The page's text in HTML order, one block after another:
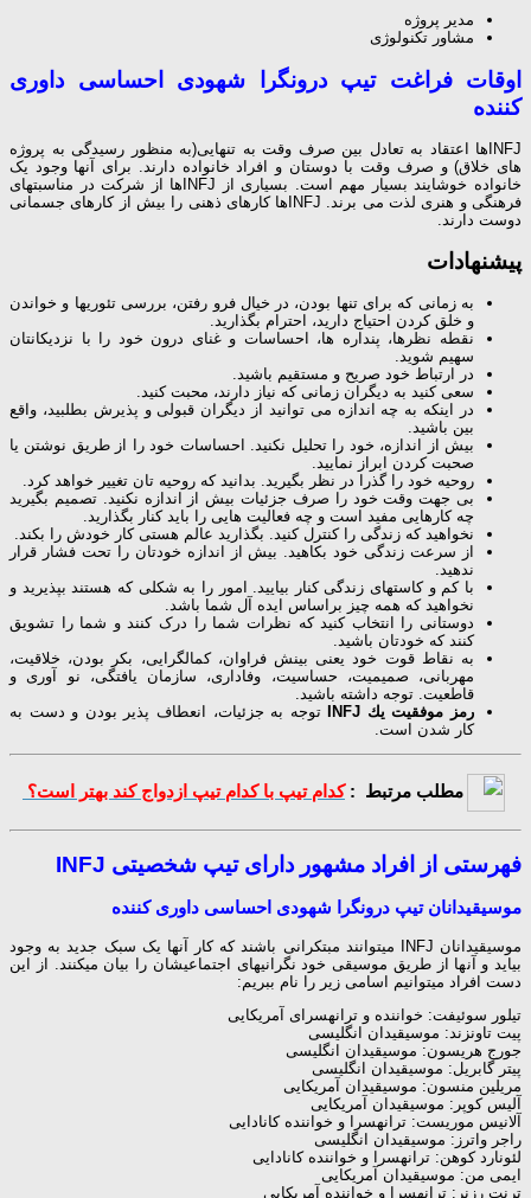
مدیر پروژه
مشاور تکنولوژی
اوقات فراغتتیپ درونگرا شهودی احساسی داوری
کننده
INFJها اعتقاد به تعادل بین صرف وقت به تنهایی(به منظور رسیدگی به پروژه
های خلاق) و صرف وقت با دوستان و افراد خانواده دارند. برای آنها وجود یک
خانواده خوشایند بسیار مهم است. بسیاری از INFJها از شرکت در مناسبتهای
فرهنگی و هنری لذت می برند. INFJها کارهای ذهنی را بیش از کارهای جسمانی
دوست دارند.
پیشنهادات
به زمانی که برای تنها بودن، در خیال فرو رفتن، بررسی تئوریها و خواندن
و خلق کردن احتیاج دارید، احترام بگذارید.
نقطه نظرها، پنداره ها، احساسات و غنای درون خود را با نزدیکانتان
سهیم شوید.
در ارتباط خود صریح و مستقیم باشید.
سعی کنید به دیگران زمانی که نیاز دارند، محبت کنید.
در اینکه به چه اندازه می توانید از دیگران قبولی و پذیرش بطلبید، واقع
بین باشید.
بیش از اندازه، خود را تحلیل نکنید. احساسات خود را از طریق نوشتن یا
صحبت کردن ابراز نمایید.
روحیه خود را گذرا در نظر بگیرید. بدانید که روحیه تان تغییر خواهد کرد.
بی جهت وقت خود را صرف جزئیات بیش از اندازه نکنید. تصمیم بگیرید
چه کارهایی مفید است و چه فعالیت هایی را باید کنار بگذارید.
نخواهید که زندگی را کنترل کنید. بگذارید عالم هستی کار خودش را بکند.
از سرعت زندگی خود بکاهید. بیش از اندازه خودتان را تحت فشار قرار
ندهید.
با کم و کاستهای زندگی کنار بیایید. امور را به شکلی که هستند بپذیرید و
نخواهید که همه چیز براساس ایده آل شما باشد.
دوستانی را انتخاب کنید که نظرات شما را درک کنند و شما را تشویق
کنند که خودتان باشید.
به نقاط قوت خود یعنی بینش فراوان، کمالگرایی، بکر بودن، خلاقیت،
مهربانی، صمیمیت، حساسیت، وفاداری، سازمان یافتگی، نو آوری و
قاطعیت. توجه داشته باشید.
رمز موفقیت یك INFJ
توجه به جزئیات، انعطاف پذیر بودن و دست به
کار شدن است.
مطلب مرتبط :کدام تیپ با کدام تیپ ازدواج کند بهتر است؟
فهرستی از افراد مشهور دارای تیپ شخصیتی INFJ
موسیقیدانان تیپ درونگرا شهودی احساسی داوری کننده
موسیقیدانان INFJ می‎توانند مبتکرانی باشند که کار آن‎ها یک سبک جدید به وجود
بیاید و آن‎ها از طریق موسیقی خود نگرانی‎های اجتماعی‎شان را بیان می‎کنند. از این
دست افراد می‎توانیم اسامی زیر را نام ببریم:
تیلور سوئیفت: خواننده و ترانه‎سرای آمریکایی
پیت تاونزند: موسیقیدان انگلیسی
جورج هریسون: موسیقیدان انگلیسی
پیتر گابریل: موسیقیدان انگلیسی
مریلین منسون: موسیقیدان آمریکایی
آلیس کوپر: موسیقیدان آمریکایی
آلانیس موریست: ترانه‎سرا و خواننده کانادایی
راجر واترز: موسیقیدان انگلیسی
لئونارد کوهن: ترانه‎سرا و خواننده کانادایی
ایمی من: موسیقیدان آمریکایی
ترنت رزنر: ترانه‎سرا و خواننده آمریکایی